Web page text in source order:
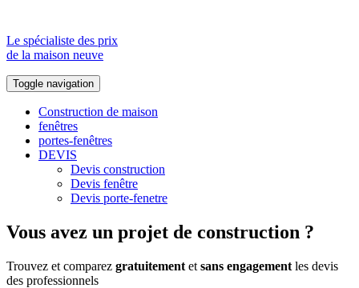
Le spécialiste des prix
de la maison neuve
Toggle navigation
Construction de maison
fenêtres
portes-fenêtres
DEVIS
Devis construction
Devis fenêtre
Devis porte-fenetre
Vous avez un projet de construction ?
Trouvez et comparez gratuitement et sans engagement les devis
des professionnels